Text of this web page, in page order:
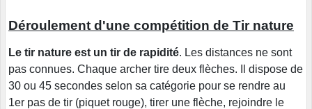
Déroulement d'une compétition de Tir nature
Le tir nature est un tir de rapidité. Les distances ne sont
pas connues. Chaque archer tire deux flèches. Il dispose de
30 ou 45 secondes selon sa catégorie pour se rendre au
1er pas de tir (piquet rouge), tirer une flèche, rejoindre le